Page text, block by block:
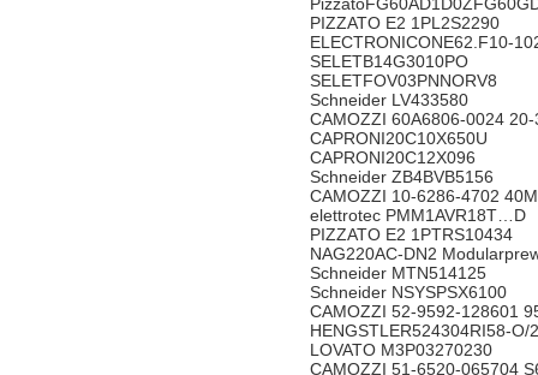
PIZZATO E2 1PL2S2290
ELECTRONICONE62.F10-
SELETB14G3010PO
SELETFOV03PNNORV8
Schneider LV433580
CAMOZZI 60A6806-0024
CAPRONI20C10X650U
CAPRONI20C12X096
Schneider ZB4BVB5156
CAMOZZI 10-6286-4702
elettrotec
PIZZATO E2 1PTRS10434
NAG220AC-DN2
Schneider MTN514125
Schneider NSYSPSX6100
CAMOZZI 52-9592-128601
HENGSTLER524304RI58-
LOVATO M3P03270230
CAMOZZI 51-6520-065704